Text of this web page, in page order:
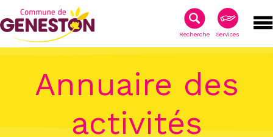
Recherche Services
Annuaire des
activités